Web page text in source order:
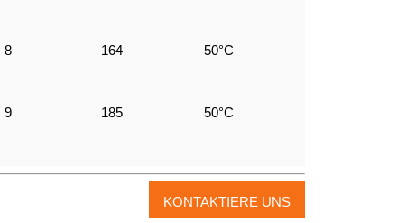
8 164 50°C
9 185 50°C
KONTAKTIERE UNS